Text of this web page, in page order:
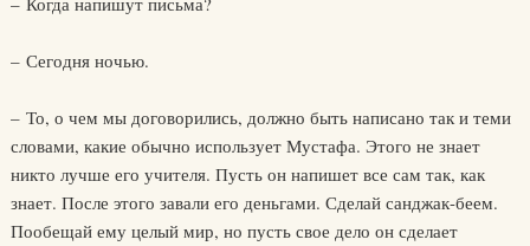
– Сегодня ночью.
– То, о чем мы договорились, должно быть написано так и теми
словами, какие обычно использует Мустафа. Этого не знает
никто лучше его учителя. Пусть он напишет все сам так, как
знает. После этого завали его деньгами. Сделай санджак-беем.
Пообещай ему целый мир, но пусть свое дело он сделает